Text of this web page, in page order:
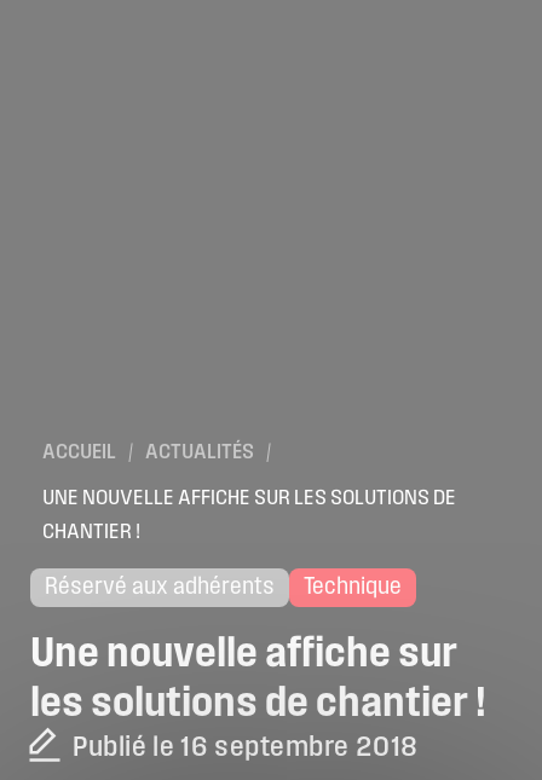
ACCUEIL / ACTUALITÉS
/
UNE NOUVELLE AFFICHE SUR LES SOLUTIONS DE
CHANTIER !
Réservé aux adhérents Technique
Une nouvelle affiche sur
les solutions de chantier !
Publié le 16 septembre 2018